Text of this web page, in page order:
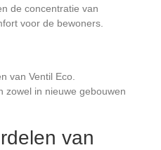
de concentratie van
voor de bewoners.
van Ventil Eco.
zowel in nieuwe gebouwen
van